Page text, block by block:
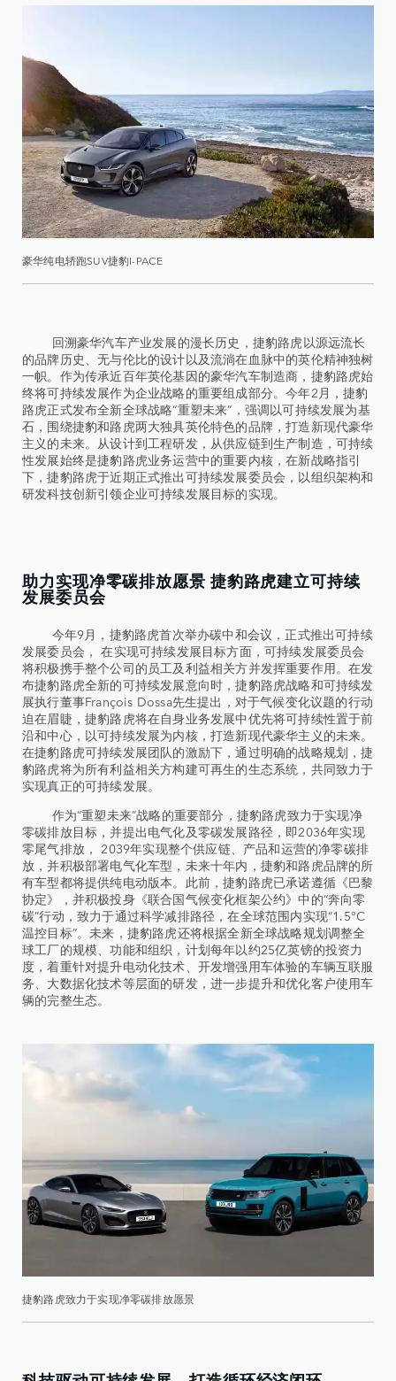
豪华纯电轿跑SUV捷豹I-PACE
回溯豪华汽车产业发展的漫长历史，捷豹路虎以源远流长
的品牌历史、无与伦比的设计以及流淌在血脉中的英伦精神独树
一帜。作为传承近百年英伦基因的豪华汽车制造商，捷豹路虎始
终将可持续发展作为企业战略的重要组成部分。今年2月，捷豹
路虎正式发布全新全球战略“重塑未来”，强调以可持续发展为基
石，围绕捷豹和路虎两大独具英伦特色的品牌，打造新现代豪华
主义的未来。从设计到工程研发，从供应链到生产制造，可持续
性发展始终是捷豹路虎业务运营中的重要内核，在新战略指引
下，捷豹路虎于近期正式推出可持续发展委员会，以组织架构和
研发科技创新引领企业可持续发展目标的实现。
助力实现净零碳排放愿景 捷豹路虎建立可持续
发展委员会
今年9月，捷豹路虎首次举办碳中和会议，正式推出可持续
发展委员会， 在实现可持续发展目标方面，可持续发展委员会
将积极携手整个公司的员工及利益相关方并发挥重要作用。在发
布捷豹路虎全新的可持续发展意向时，捷豹路虎战略和可持续发
展执行董事François Dossa先生提出，对于气候变化议题的行动
迫在眉睫，捷豹路虎将在自身业务发展中优先将可持续性置于前
沿和中心，以可持续发展为内核，打造新现代豪华主义的未来。
在捷豹路虎可持续发展团队的激励下，通过明确的战略规划，捷
豹路虎将为所有利益相关方构建可再生的生态系统，共同致力于
实现真正的可持续发展。
作为“重塑未来”战略的重要部分，捷豹路虎致力于实现净
零碳排放目标，并提出电气化及零碳发展路径，即2036年实现
零尾气排放， 2039年实现整个供应链、产品和运营的净零碳排
放，并积极部署电气化车型，未来十年内，捷豹和路虎品牌的所
有车型都将提供纯电动版本。此前，捷豹路虎已承诺遵循《巴黎
协定》，并积极投身《联合国气候变化框架公约》中的“奔向零
碳”行动，致力于通过科学减排路径，在全球范围内实现“1.5°C
温控目标”。未来，捷豹路虎还将根据全新全球战略规划调整全
球工厂的规模、功能和组织，计划每年以约25亿英镑的投资力
度，着重针对提升电动化技术、开发增强用车体验的车辆互联服
务、大数据化技术等层面的研发，进一步提升和优化客户使用车
辆的完整生态。
捷豹路虎致力于实现净零碳排放愿景